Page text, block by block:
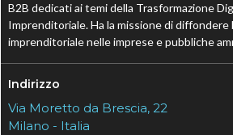
B2B dedicati ai temi della Trasformazione
Imprenditoriale. Ha la missione di
imprenditoriale nelle imprese e pubbliche
Indirizzo
Via Moretto da Brescia, 22
Milano - Italia